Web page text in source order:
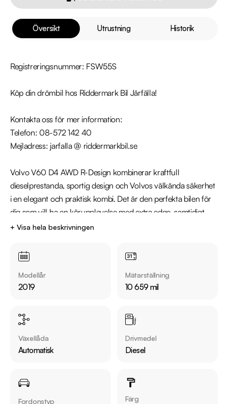
Översikt Utrustning Historik
Registreringsnummer: FSW55S
Köp din drömbil hos Riddermark Bil Järfälla!
Kontakta oss för mer information:
Telefon: 08-572 142 40
Mejladress: jarfalla @ riddermarkbil.se
Volvo V60 D4 AWD R-Design kombinerar kraftfull
dieselprestanda, sportig design och Volvos välkända säkerhet
i en elegant och praktisk kombi. Det är den perfekta bilen för
dig som vill ha en körupplevelse med extra edge, samtidigt
som du får komfort, utrymme och trygghet i toppklass.
Utrustning inkluderar:
+ Visa hela beskrivningen
Modellår
2019
Mätarställning
10 659 mil
Växellåda
Automatisk
Drivmedel
Diesel
Fordonstyp Färg